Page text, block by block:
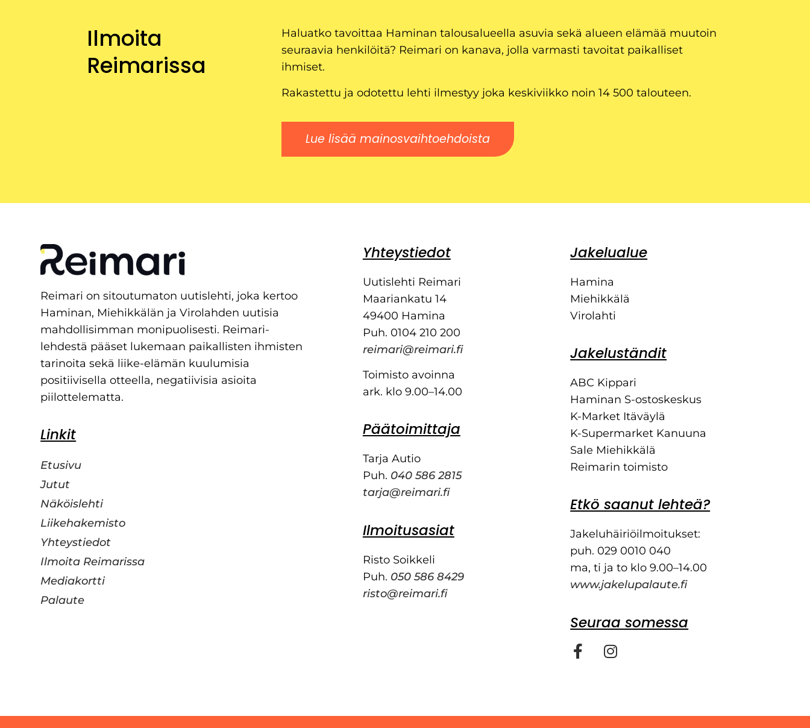
Ilmoita
Reimarissa
Haluatko tavoittaa Haminan talousalueella asuvia sekä alueen elämää muutoin
seuraavia henkilöitä? Reimari on kanava, jolla varmasti tavoitat paikalliset
ihmiset.
Rakastettu ja odotettu lehti ilmestyy joka keskiviikko noin 14 500 talouteen.
Lue lisää mainosvaihtoehdoista
Reimari on sitoutumaton uutislehti, joka kertoo
Haminan, Miehikkälän ja Virolahden uutisia
mahdollisimman monipuolisesti. Reimari-
lehdestä pääset lukemaan paikallisten ihmisten
tarinoita sekä liike-elämän kuulumisia
positiivisella otteella, negatiivisia asioita
piilottelematta.
Linkit
Etusivu
Jutut
Näköislehti
Liikehakemisto
Yhteystiedot
Ilmoita Reimarissa
Mediakortti
Palaute
Yhteystiedot
Uutislehti Reimari
Maariankatu 14
49400 Hamina
Puh. 0104 210 200
reimari@reimari.fi
Toimisto avoinna
ark. klo 9.00–14.00
Päätoimittaja
Tarja Autio
Puh. 040 586 2815
tarja@reimari.fi
Ilmoitusasiat
Risto Soikkeli
Puh. 050 586 8429
risto@reimari.fi
Jakelualue
Hamina
Miehikkälä
Virolahti
Jakeluständit
ABC Kippari
Haminan S-ostoskeskus
K-Market Itäväylä
K-Supermarket Kanuuna
Sale Miehikkälä
Reimarin toimisto
Etkö saanut lehteä?
Jakeluhäiriöilmoitukset:
puh. 029 0010 040
ma, ti ja to klo 9.00–14.00
www.jakelupalaute.fi
Seuraa somessa